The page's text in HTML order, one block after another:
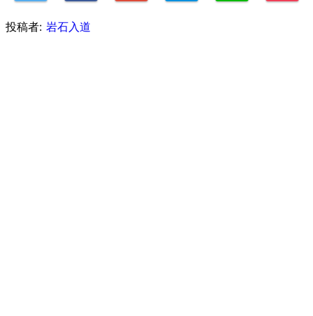
投稿者: 岩石入道